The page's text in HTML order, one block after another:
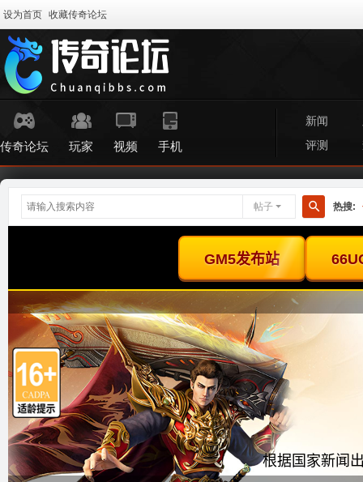
设为首页 收藏传奇论坛
传奇论坛 玩家 视频 手机
新闻
评测
帖子
搜
热搜: